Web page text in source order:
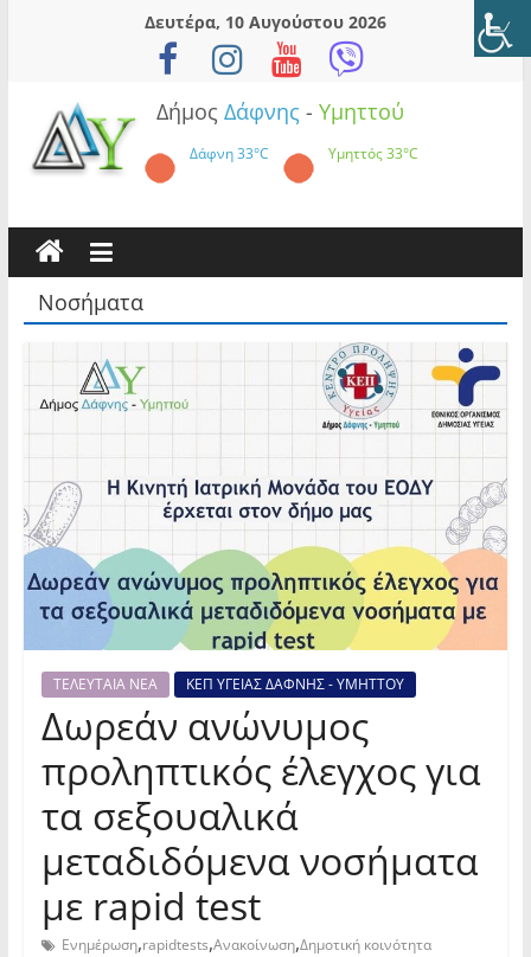
Δευτέρα, 10 Αυγούστου 2026
Δήμος Δάφνης - Υμηττού
Δάφνη33°C Υμηττός33°C
Νοσήματα
ΤΕΛΕΥΤΑΙΑ ΝΕΑ ΚΕΠ ΥΓΕΙΑΣ ΔΑΦΝΗΣ - ΥΜΗΤΤΟΥ
Δωρεάν ανώνυμος
προληπτικός έλεγχος για
τα σεξουαλικά
μεταδιδόμενα νοσήματα
με rapid test
Ενημέρωση,rapidtests,Ανακοίνωση,Δημοτική κοινότητα